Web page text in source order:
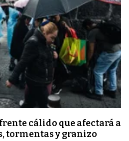
cálido que afectará a
tormentas y granizo